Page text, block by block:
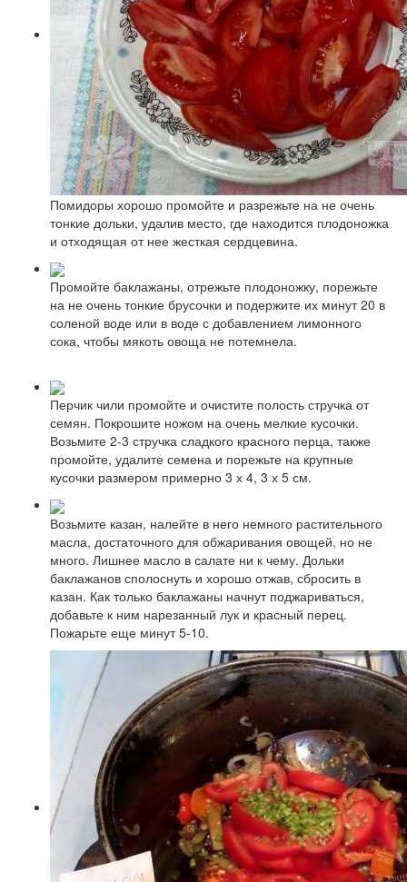
Помидоры хорошо промойте и разрежьте на не очень
тонкие дольки, удалив место, где находится плодоножка
и отходящая от нее жесткая сердцевина.
Промойте баклажаны, отрежьте плодоножку, порежьте
на не очень тонкие брусочки и подержите их минут 20 в
соленой воде или в воде с добавлением лимонного
сока, чтобы мякоть овоща не потемнела.
Перчик чили промойте и очистите полость стручка от
семян. Покрошите ножом на очень мелкие кусочки.
Возьмите 2-3 стручка сладкого красного перца, также
промойте, удалите семена и порежьте на крупные
кусочки размером примерно 3 х 4, 3 х 5 см.
Возьмите казан, налейте в него немного растительного
масла, достаточного для обжаривания овощей, но не
много. Лишнее масло в салате ни к чему. Дольки
баклажанов сполоснуть и хорошо отжав, сбросить в
казан. Как только баклажаны начнут поджариваться,
добавьте к ним нарезанный лук и красный перец.
Пожарьте еще минут 5-10.